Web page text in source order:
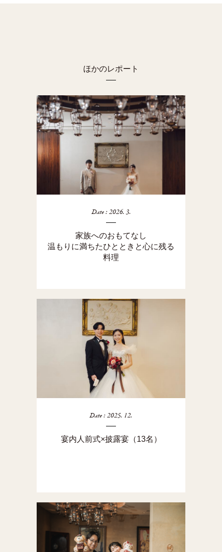
ほかのレポート
Date : 2026. 3.
家族へのおもてなし
温もりに満ちたひとときと心に残る
料理
Date : 2025. 12.
宴内人前式×披露宴（13名）